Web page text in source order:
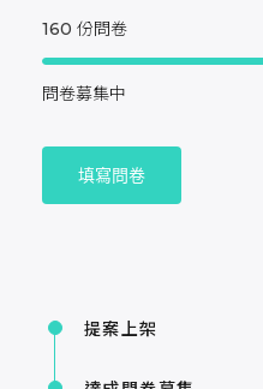
160 份問卷
問卷募集中
填寫問卷
提案上架